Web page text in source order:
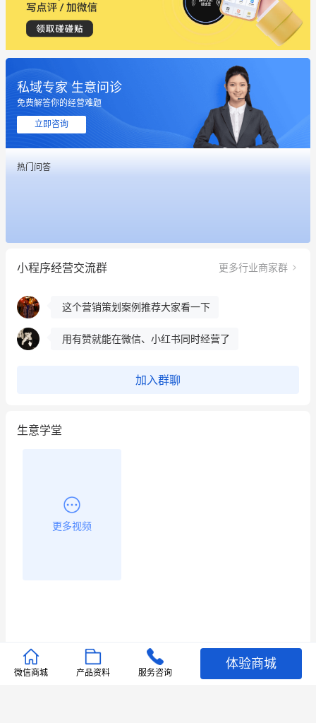
私域专家 生意问诊
免费解答你的经营难题
立即咨询
热门问答
小程序经营交流群 更多行业商家群
这个营销策划案例推荐大家看一下
昨晚的直播课程太好啦❤️
冰墩墩货源充足需要的联系我
这个营销策划案例推荐大家看一下
用有赞就能在微信、小红书同时经营了
加入群聊
生意学堂
更多视频
推荐文章
微信商城 产品资料 服务咨询
体验商城